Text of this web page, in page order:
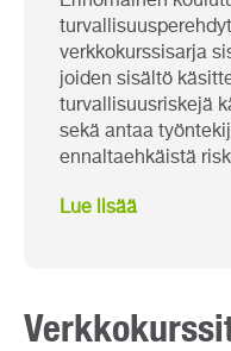
verkkokurssisarja
joiden sisältö
turvallisuusriskejä
sekä antaa
ennaltaehkäistä
Lue lisää